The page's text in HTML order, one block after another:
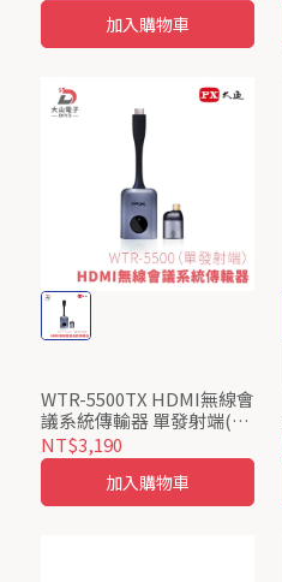
加入購物車
WTR-5500TX HDMI無線會
議系統傳輸器 單發射端(須
配合接收器)
NT$3,190
加入購物車